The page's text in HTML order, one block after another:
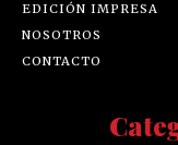
EDICIÓN IMPRESA
NOSOTROS
CONTACTO